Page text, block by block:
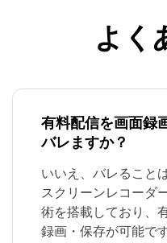
よく
有料配信を画面録
バレますか？
いいえ、バレること
スクリーンレコーダ
術を搭載しており、
録画・保存が可能で